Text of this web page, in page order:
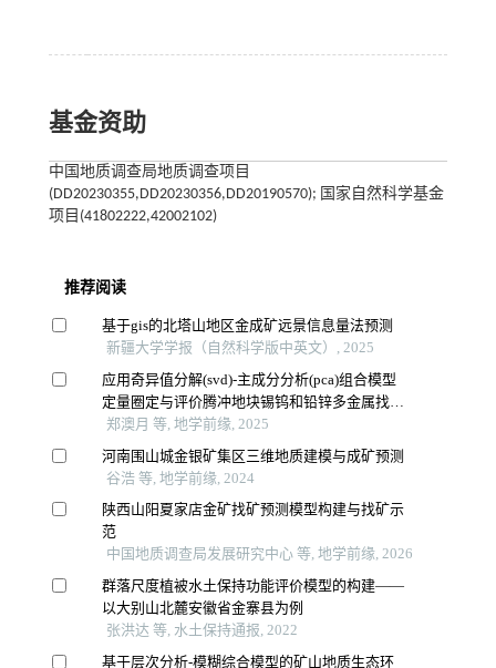
基金资助
中国地质调查局地质调查项目
(DD20230355,DD20230356,DD20190570); 国家自然科学基金
项目(41802222,42002102)